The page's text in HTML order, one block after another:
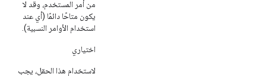
من أمر المستخدم، وقد لا
يكون متاحًا دائمًا (أي عند
استخدام الأوامر النسبية).
اختياري
لاستخدام هذا الحقل، يجب